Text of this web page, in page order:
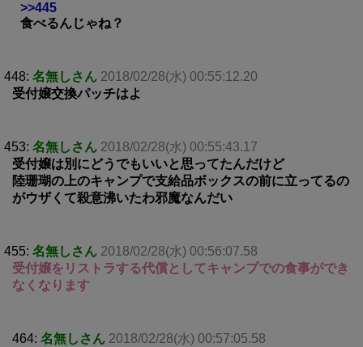
>>445
食べるんじゃね？
448: 名無しさん 2018/02/28(水) 00:55:12.20
受付嬢交換パッチはよ
453: 名無しさん 2018/02/28(水) 00:55:43.17
受付嬢は別にどうでもいいと思ってたんだけど
陸珊瑚の上のキャンプで支給品ボックスの前に立ってるの
がウザくて殺意沸いたわ邪魔なんだい
455: 名無しさん 2018/02/28(水) 00:56:07.58
受付嬢をリストラする代償としてキャンプでの食事ができ
なくなります
464: 名無しさん 2018/02/28(水) 00:57:05.58